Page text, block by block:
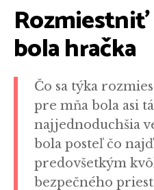
bola hračka
Čo sa týka
pre mňa bola asi
najjednoduchšia
bola posteľ čo
predovšetkým
bezpečného